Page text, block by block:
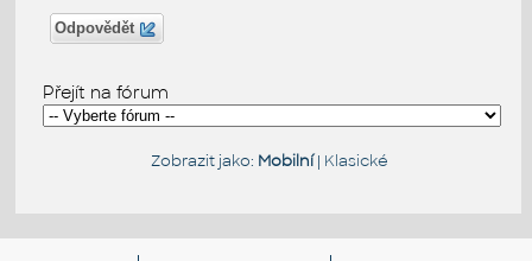
Odpovědět
Přejít na fórum
Zobrazit jako: Mobilní| Klasické